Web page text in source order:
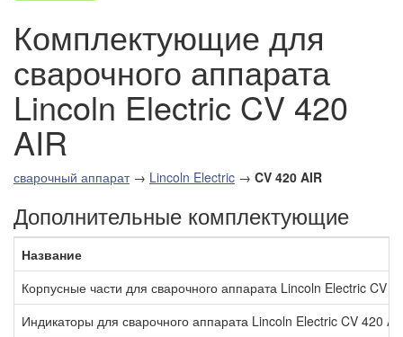
Комплектующие для
сварочного аппарата
Lincoln Electric CV 420
AIR
сварочный аппарат→ Lincoln Electric → CV 420 AIR
Дополнительные комплектующие
Название
Корпусные части для сварочного аппарата Lincoln Electric CV
Индикаторы для сварочного аппарата Lincoln Electric CV 420